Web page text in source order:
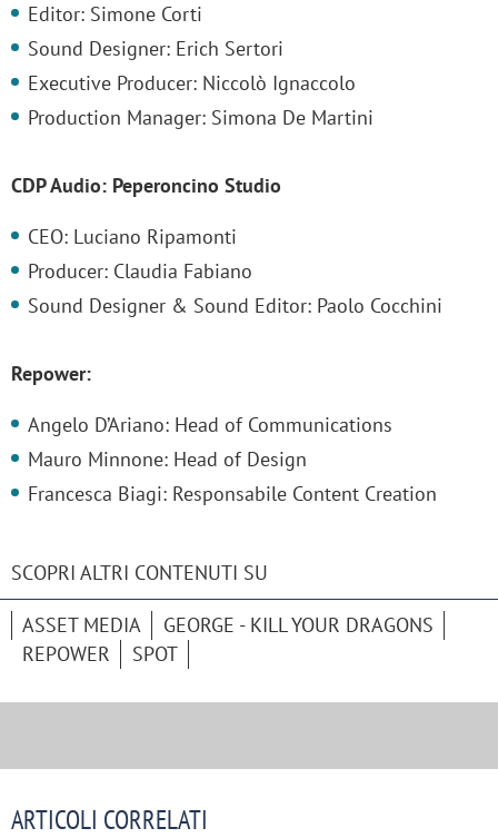
Editor: Simone Corti
Sound Designer: Erich Sertori
Executive Producer: Niccolò Ignaccolo
Production Manager: Simona De Martini
CDP Audio: Peperoncino Studio
CEO: Luciano Ripamonti
Producer: Claudia Fabiano
Sound Designer & Sound Editor: Paolo Cocchini
Repower:
Angelo D’Ariano: Head of Communications
Mauro Minnone: Head of Design
Francesca Biagi: Responsabile Content Creation
SCOPRI ALTRI CONTENUTI SU
ASSET MEDIA
GEORGE - KILL YOUR DRAGONS
REPOWER
SPOT
ARTICOLI CORRELATI